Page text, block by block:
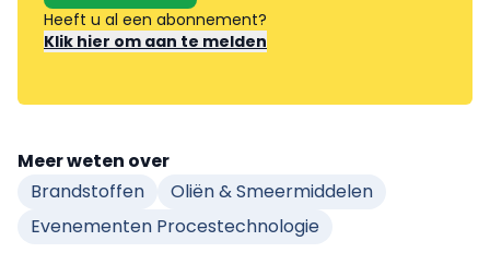
Heeft u al een abonnement?
Klik hier om aan te melden
Meer weten over
Brandstoffen
Oliën & Smeermiddelen
Evenementen Procestechnologie